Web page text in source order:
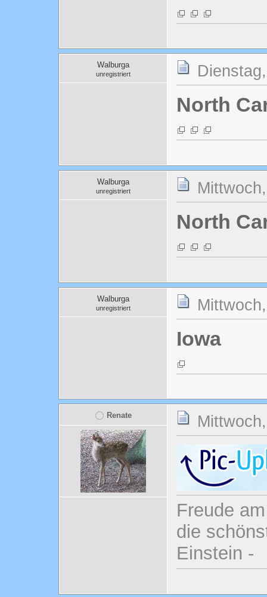
Walburga
unregistriert
North
Walburga
unregistriert
North
Walburga
unregistriert
Iowa
Renate
Freude
die
Einstein -